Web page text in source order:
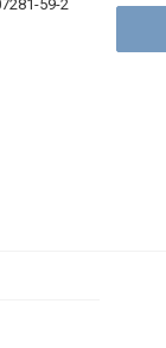
59-2